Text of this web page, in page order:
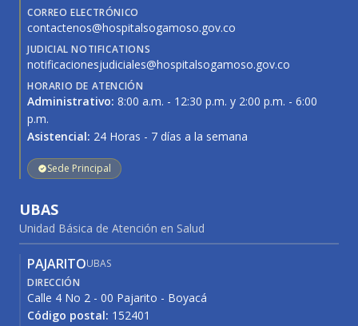
CORREO ELECTRÓNICO
contactenos@hospitalsogamoso.gov.co
JUDICIAL NOTIFICATIONS
notificacionesjudiciales@hospitalsogamoso.gov.co
HORARIO DE ATENCIÓN
Administrativo: 8:00 a.m. - 12:30 p.m. y 2:00 p.m. - 6:00
p.m.
Asistencial: 24 Horas - 7 días a la semana
Sede Principal
UBAS
Unidad Básica de Atención en Salud
PAJARITOUBAS
DIRECCIÓN
Calle 4 No 2 - 00 Pajarito - Boyacá
Código postal: 152401